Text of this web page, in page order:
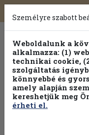
Toggle
navigation
Válogasson több
Személyre szabott
Weboldalunk a
alkalmazza: (1)
technikai cookie,
szolgáltatás
könnyebbé és
amely alapján
kereshetjük meg
érheti el.